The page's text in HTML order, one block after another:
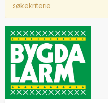
søkekriterie